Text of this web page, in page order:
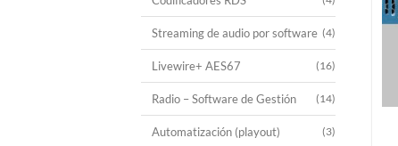
Streaming de audio por software (4)
Livewire+ AES67 (16)
Radio – Software de Gestión (14)
Automatización (playout) (3)